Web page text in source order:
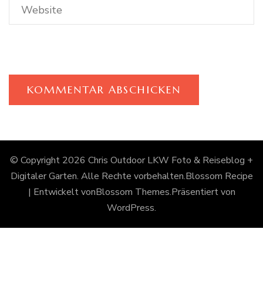
© Copyright 2026 Chris Outdoor LKW Foto & Reiseblog +
Digitaler Garten. Alle Rechte vorbehalten.Blossom Recipe
| Entwickelt vonBlossom Themes.Präsentiert von
WordPress.